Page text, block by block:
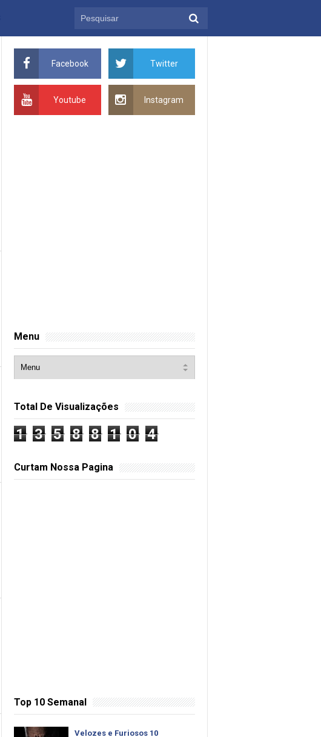
Facebook Twitter
Youtube Instagram
Menu
Total De Visualizações
1 3 5 8 8 1 0 4
Curtam Nossa Pagina
Top 10 Semanal
Velozes e Furiosos 10